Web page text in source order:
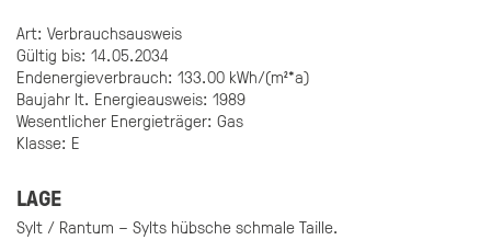
Art: Verbrauchsausweis
Gültig bis: 14.05.2034
Endenergieverbrauch: 133.00 kWh/(m²*a)
Baujahr lt. Energieausweis: 1989
Wesentlicher Energieträger: Gas
Klasse: E
LAGE
Sylt / Rantum – Sylts hübsche schmale Taille.